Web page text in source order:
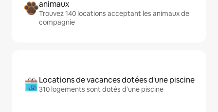
animaux
Trouvez 140 locations acceptant les animaux de
compagnie
Locations de vacances dotées d'une piscine
310 logements sont dotés d'une piscine